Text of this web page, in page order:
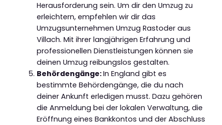
Herausforderung sein. Um dir den Umzug zu
erleichtern, empfehlen wir dir das
Umzugsunternehmen Umzug Rastoder aus
Villach. Mit ihrer langjährigen Erfahrung und
professionellen Dienstleistungen können sie
deinen Umzug reibungslos gestalten.
Behördengänge:In England gibt es
bestimmte Behördengänge, die du nach
deiner Ankunft erledigen musst. Dazu gehören
die Anmeldung bei der lokalen Verwaltung, die
Eröffnung eines Bankkontos und der Abschluss